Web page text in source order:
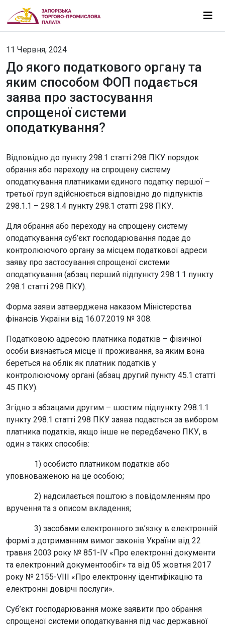
11 Червня, 2024
До якого податкового органу та
яким способом ФОП подається
заява про застосування
спрощеної системи
оподаткування?
Відповідно до пункту 298.1 статті 298 ПКУ порядок
обрання або переходу на спрощену систему
оподаткування платниками єдиного податку першої –
третьої груп здійснюється відповідно до підпунктів
298.1.1 – 298.1.4 пункту 298.1 статті 298 ПКУ.
Для обрання або переходу на спрощену систему
оподаткування суб’єкт господарювання подає до
контролюючого органу за місцем податкової адреси
заяву про застосування спрощеної системи
оподаткування (абзац перший підпункту 298.1.1 пункту
298.1 статті 298 ПКУ).
Форма заяви затверджена наказом Міністерства
фінансів України від 16.07.2019 № 308.
Податковою адресою платника податків – фізичної
особи визнається місце її проживання, за яким вона
береться на облік як платник податків у
контролюючому органі (абзац другий пункту 45.1 статті
45 ПКУ).
Згідно з абзацами другим – шостим підпункту 298.1.1
пункту 298.1 статті 298 ПКУ заява подається за вибором
платника податків, якщо інше не передбачено ПКУ, в
один з таких способів:
1) особисто платником податків або
уповноваженою на це особою;
2) надсилається поштою з повідомленням про
вручення та з описом вкладення;
3) засобами електронного зв’язку в електронній
формі з дотриманням вимог законів України від 22
травня 2003 року № 851-IV «Про електронні документи
та електронний документообіг» та від 05 жовтня 2017
року № 2155-VIII «Про електронну ідентифікацію та
електронні довірчі послуги».
Суб’єкт господарювання може заявити про обрання
спрощеної системи оподаткування під час державної